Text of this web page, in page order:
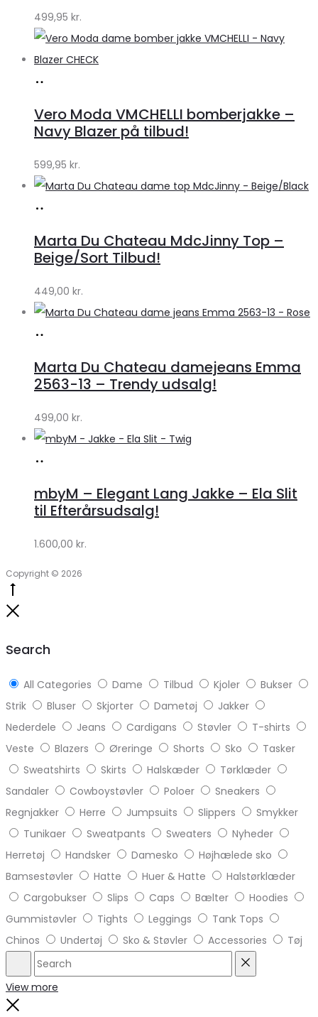
499,95 kr.
Klædeskabet.dk
Vero Moda VMCHELLI bomberjakke –
Navy Blazer på tilbud!
599,95 kr.
Klædeskabet.dk
Marta Du Chateau MdcJinny Top –
Beige/Sort Tilbud!
449,00 kr.
Klædeskabet.dk
Marta Du Chateau damejeans Emma
2563-13 – Trendy udsalg!
499,00 kr.
Lykke
Lykke
mbyM – Elegant Lang Jakke – Ela Slit
til Efterårsudsalg!
1.600,00 kr.
Copyright © 2026
Search
All Categories Dame Tilbud Kjoler
Bukser
Strik
Bluser Skjorter Dametøj
Jakker
Nederdele
Jeans Cardigans Støvler
T-shirts
Veste
Blazers Øreringe Shorts Sko
Tasker
Sweatshirts
Skirts Halskæder
Tørklæder
Sandaler
Cowboystøvler Poloer
Sneakers
Regnjakker
Herre Jumpsuits Slippers
Smykker
Tunikaer
Sweatpants Sweaters
Nyheder
Herretøj
Handsker Damesko
Højhælede sko
Bamsestøvler
Hatte Huer & Hatte
Halstørklæder
Cargobukser
Slips Caps Bælter
Hoodies
Gummistøvler
Tights Leggings
Tank Tops
Chinos
Undertøj Sko & Støvler Accessories Tøj
Search
View more